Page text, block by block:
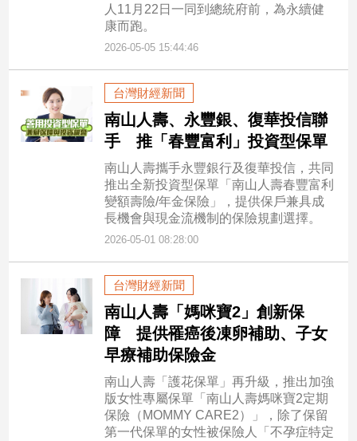
人11月22日一同到總統府前，為永續健
康而跑。
2026-05-05 15:44:46
台灣財經新聞
南山人壽、永豐銀、復華投信聯
手 推「春豐富利」投資型保單
南山人壽攜手永豐銀行及復華投信，共同
推出全新投資型保單「南山人壽春豐富利
變額壽險/年金保險」，提供保戶兼具成
長機會與現金流機制的保險規劃選擇。
2026-05-01 08:28:00
台灣財經新聞
南山人壽「媽咪寶2」創新保
障 提供罹癌後凍卵補助、子女
早療補助保險金
南山人壽「護花保單」再升級，推出加強
版女性專屬保單「南山人壽媽咪寶2定期
保險（MOMMY CARE2）」，除了保留
第一代保單的女性被保險人「不孕症特定